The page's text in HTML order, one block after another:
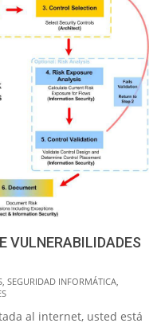
VULNERABILIDADES
, SEGURIDAD INFORMÁTICA,
al internet, usted está